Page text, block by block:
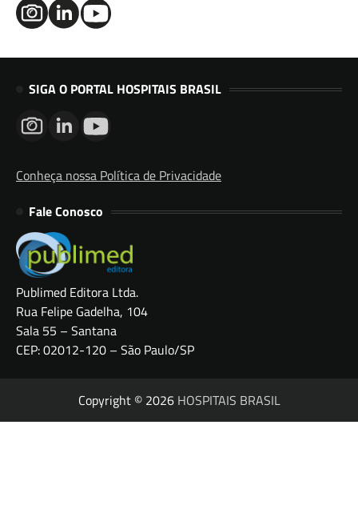
SIGA O PORTAL HOSPITAIS BRASIL
Conheça nossa Política de Privacidade
Fale Conosco
Publimed Editora Ltda.
Rua Felipe Gadelha, 104
Sala 55 – Santana
CEP: 02012-120 – São Paulo/SP
Copyright © 2026 HOSPITAIS BRASIL